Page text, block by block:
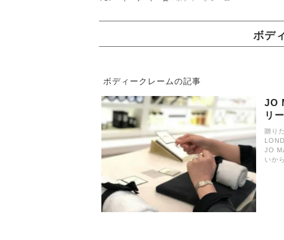
ボデ
ボディークレームの記事
JO
リ
贈り
JO
いか